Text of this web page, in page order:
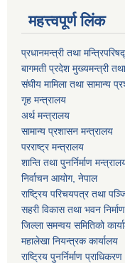
महत्त्वपूर्ण लिंक
प्रधानमन्त्री तथा
बागमती प्रदेश मुख्यमन्त्री
संघीय मामिला तथा सामान्य
गृह मन्त्रालय
अर्थ मन्त्रालय
सामान्य प्रशासन मन्त्रालय
परराष्ट्र मन्त्रालय
शान्ति तथा पुनर्निर्माण
निर्वाचन आयोग, नेपाल
राष्ट्रिय परिचयपत्र तथा
सहरी विकास तथा भवन
जिल्ला समन्वय समितिको
महालेखा नियन्त्रक कार्यालय
राष्ट्रिय पुनर्निर्माण प्राधिकरण